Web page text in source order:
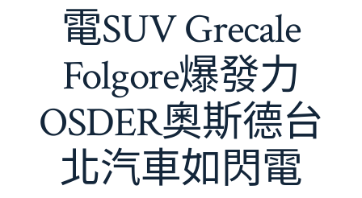
電SUV Grecale
Folgore爆發力
OSDER奧斯德台
北汽車如閃電